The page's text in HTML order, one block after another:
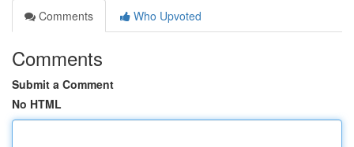
Comments
Who Upvoted
Comments
Submit a Comment
No HTML